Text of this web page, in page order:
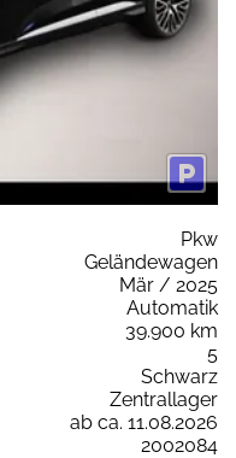
Pkw
Geländewagen
Mär / 2025
Automatik
39.900 km
5
Schwarz
Zentrallager
ab ca. 11.08.2026
2002084